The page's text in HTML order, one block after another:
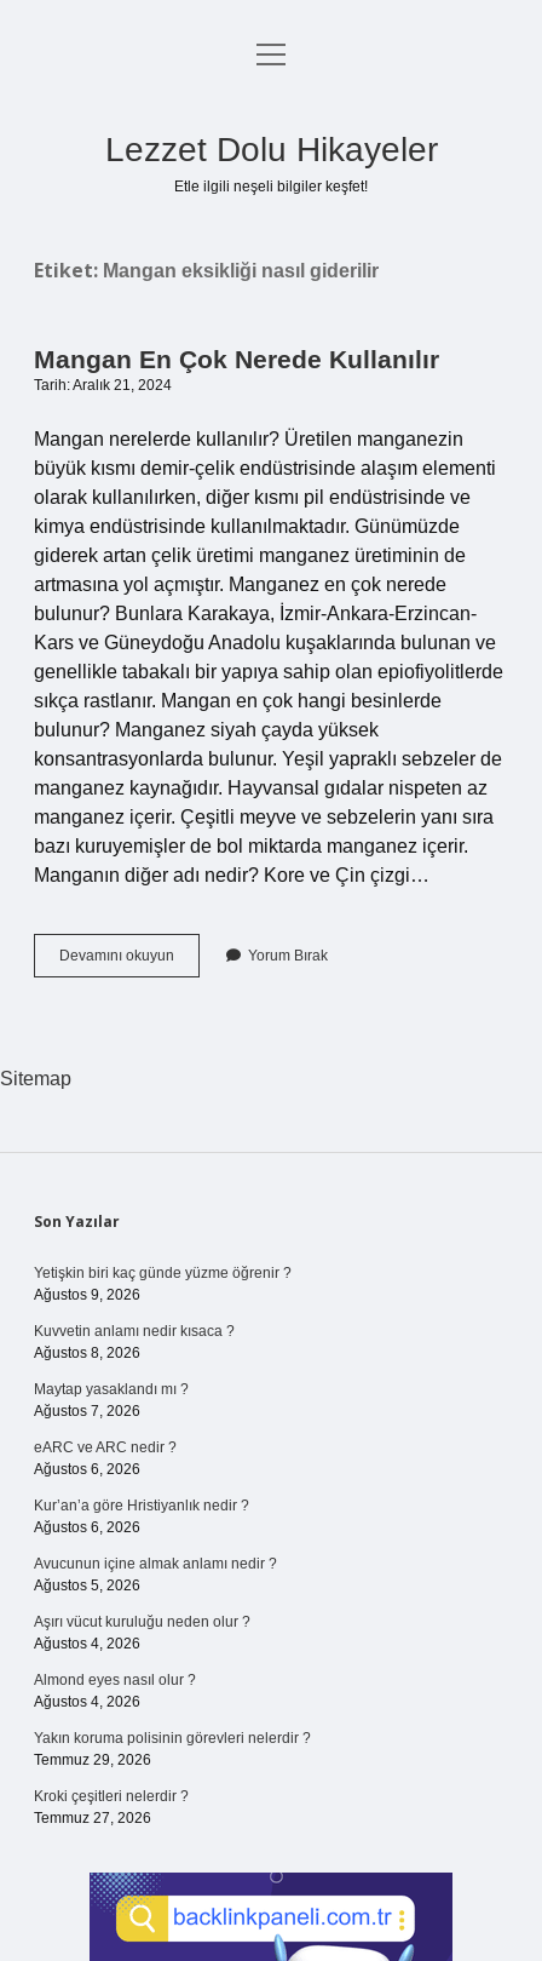
Anasayfa
menüyü
Lezzet Dolu Hikayeler
Etle ilgili neşeli bilgiler keşfet!
Etiket: Mangan eksikliği nasıl giderilir
Mangan En Çok Nerede Kullanılır
Tarih: Aralık 21, 2024
Mangan nerelerde kullanılır? Üretilen manganezin
büyük kısmı demir-çelik endüstrisinde alaşım elementi
olarak kullanılırken, diğer kısmı pil endüstrisinde ve
kimya endüstrisinde kullanılmaktadır. Günümüzde
giderek artan çelik üretimi manganez üretiminin de
artmasına yol açmıştır. Manganez en çok nerede
bulunur? Bunlara Karakaya, İzmir-Ankara-Erzincan-
Kars ve Güneydoğu Anadolu kuşaklarında bulunan ve
genellikle tabakalı bir yapıya sahip olan epiofiyolitlerde
sıkça rastlanır. Mangan en çok hangi besinlerde
bulunur? Manganez siyah çayda yüksek
konsantrasyonlarda bulunur. Yeşil yapraklı sebzeler de
manganez kaynağıdır. Hayvansal gıdalar nispeten az
manganez içerir. Çeşitli meyve ve sebzelerin yanı sıra
bazı kuruyemişler de bol miktarda manganez içerir.
Manganın diğer adı nedir? Kore ve Çin çizgi…
Devamını okuyun Mangan
En
Yorum Bırak
Sitemap
Sidebar
Son Yazılar
Yetişkin biri kaç günde yüzme öğrenir ?
Ağustos 9, 2026
Kuvvetin anlamı nedir kısaca ?
Ağustos 8, 2026
Maytap yasaklandı mı ?
Ağustos 7, 2026
eARC ve ARC nedir ?
Ağustos 6, 2026
Kur’an’a göre Hristiyanlık nedir ?
Ağustos 6, 2026
Avucunun içine almak anlamı nedir ?
Ağustos 5, 2026
Aşırı vücut kuruluğu neden olur ?
Ağustos 4, 2026
Almond eyes nasıl olur ?
Ağustos 4, 2026
Yakın koruma polisinin görevleri nelerdir ?
Temmuz 29, 2026
Kroki çeşitleri nelerdir ?
Temmuz 27, 2026